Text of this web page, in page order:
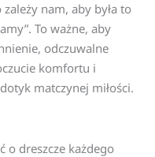
nam, aby była to
To ważne, aby
odczuwalne
komfortu i
matczynej miłości.
o dreszcze każdego